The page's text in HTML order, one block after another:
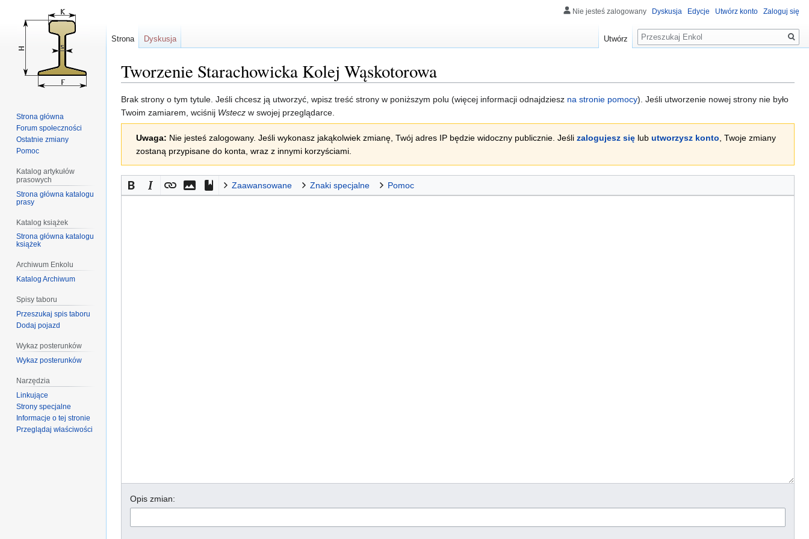
Tworzenie Starachowicka Kolej Wąskotorowa
Przejdź
do
nawigacji
Przejdź
do
wyszukiwania
Brak strony o tym tytule. Jeśli chcesz ją utworzyć, wpisz treść strony w poniższym polu (więcej informacji odnajdziesz na stronie pomocy). Jeśli utworzenie nowej strony nie było
Twoim zamiarem, wciśnij Wstecz w swojej przeglądarce.
Uwaga: Nie jesteś zalogowany. Jeśli wykonasz jakąkolwiek zmianę, Twój adres IP będzie widoczny publicznie. Jeśli zalogujesz się lub utworzysz konto, Twoje zmiany
zostaną przypisane do konta, wraz z innymi korzyściami.
Zaawansowane Znaki specjalne Pomoc
Opis zmian:
Nie jesteś zalogowany Dyskusja Edycje Utwórz konto Zaloguj się
Strona Dyskusja Utwórz
Szukaj
Strona główna
Forum społeczności
Ostatnie zmiany
Pomoc
Katalog artykułów
prasowych
Strona główna katalogu
prasy
Katalog książek
Strona główna katalogu
książek
Archiwum Enkolu
Katalog Archiwum
Spisy taboru
Przeszukaj spis taboru
Dodaj pojazd
Wykaz posterunków
Wykaz posterunków
Narzędzia
Linkujące
Strony specjalne
Informacje o tej stronie
Przeglądaj właściwości